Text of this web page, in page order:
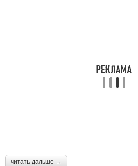
читать дальше →